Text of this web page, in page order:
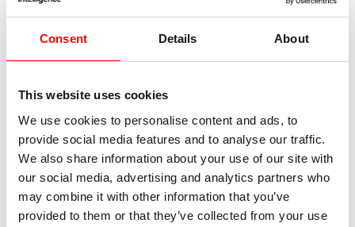
Consent Details About
This website uses cookies
We use cookies to personalise content and ads, to
provide social media features and to analyse our traffic.
We also share information about your use of our site with
our social media, advertising and analytics partners who
may combine it with other information that you’ve
provided to them or that they’ve collected from your use
04 augustus 2026
Specifieke modellen bedrijfsvoertuigen worden vaker
gestolen busjes terug?
Lees verder
01 juli 2026